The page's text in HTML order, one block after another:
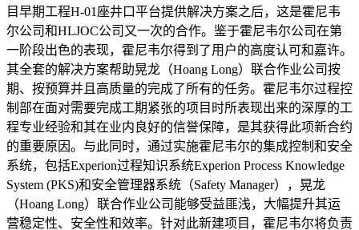
目早期工程H-01座井口平台提供解决方案之后，这是霍尼韦
尔公司和HLJOC公司又一次的合作。鉴于霍尼韦尔公司在第
一阶段出色的表现，霍尼韦尔得到了用户的高度认可和嘉许。
其全套的解决方案帮助晃龙（Hoang Long）联合作业公司按
期、按预算并且高质量的完成了所有的任务。霍尼韦尔过程控
制部在面对需要完成工期紧张的项目时所表现出来的深厚的工
程专业经验和其在业内良好的信誉保障，是其获得此项新合约
的重要原因。与此同时，通过实施霍尼韦尔的集成控制和安全
系统，包括Experion过程知识系统Experion Process Knowledge
System (PKS)和安全管理器系统（Safety Manager），晃龙
（Hoang Long）联合作业公司能够受益匪浅，大幅提升其运
营稳定性、安全性和效率。针对此新建项目，霍尼韦尔将负责